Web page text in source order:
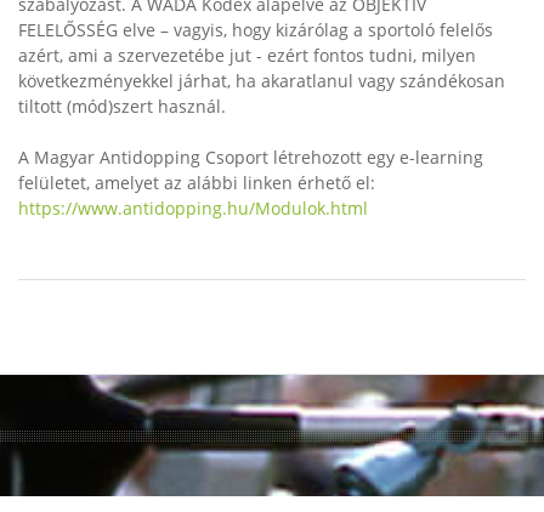
FELELŐSSÉG elve – vagyis, hogy kizárólag a sportoló felelős
azért, ami a szervezetébe jut - ezért fontos tudni, milyen
következményekkel járhat, ha akaratlanul vagy szándékosan
tiltott (mód)szert használ.
A Magyar Antidopping Csoport létrehozott egy e-learning
felületet, amelyet az alábbi linken érhető el:
https://www.antidopping.hu/Modulok.html